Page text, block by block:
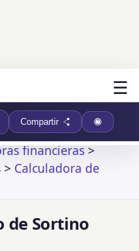
☰
Compartir
financieras>
> Calculadora de
de Sortino